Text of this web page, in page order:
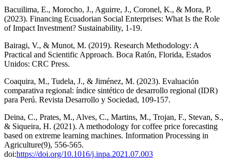
Bacuilima, E., Morocho, J., Aguirre, J., Coronel, K., & Mora, P.
(2023). Financing Ecuadorian Social Enterprises: What Is the Role
of Impact Investment? Sustainability, 1-19.
Bairagi, V., & Munot, M. (2019). Research Methodology: A
Practical and Scientific Approach. Boca Ratón, Florida, Estados
Unidos: CRC Press.
Coaquira, M., Tudela, J., & Jiménez, M. (2023). Evaluación
comparativa regional: índice sintético de desarrollo regional (IDR)
para Perú. Revista Desarrollo y Sociedad, 109-157.
Deina, C., Prates, M., Alves, C., Martins, M., Trojan, F., Stevan, S.,
& Siqueira, H. (2021). A methodology for coffee price forecasting
based on extreme learning machines. Information Processing in
Agriculture(9), 556-565.
doi:https://doi.org/10.1016/j.inpa.2021.07.003